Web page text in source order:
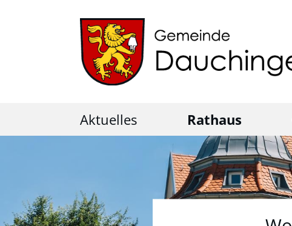
Aktuelles Rathaus